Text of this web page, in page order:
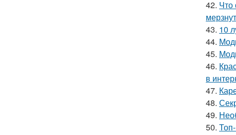
42. Что
43. 10
44.
45.
46.
в
47.
48.
49.
50.